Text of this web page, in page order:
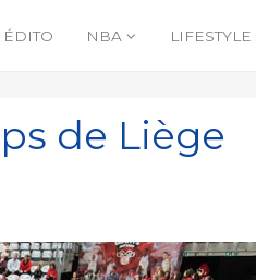
ÉDITO NBA LIFESTYLE
de Liège